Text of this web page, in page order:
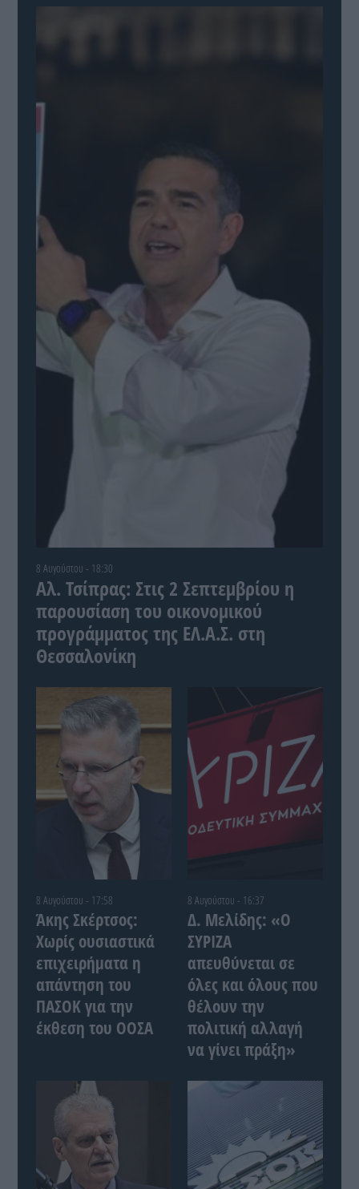
8 Αυγούστου - 18:30
Αλ. Τσίπρας: Στις 2 Σεπτεμβρίου η
παρουσίαση του οικονομικού
προγράμματος της ΕΛ.Α.Σ. στη
Θεσσαλονίκη
8 Αυγούστου - 17:58
Άκης Σκέρτσος:
Χωρίς ουσιαστικά
επιχειρήματα η
απάντηση του
ΠΑΣΟΚ για την
έκθεση του ΟΟΣΑ
8 Αυγούστου - 16:37
Δ. Μελίδης: «Ο
ΣΥΡΙΖΑ
απευθύνεται σε
όλες και όλους που
θέλουν την
πολιτική αλλαγή
να γίνει πράξη»